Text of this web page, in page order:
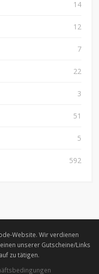
14
12
7
22
3
51
5
592
Website. Wir verdienen
unserer Gutscheine/Links
zu tätigen.